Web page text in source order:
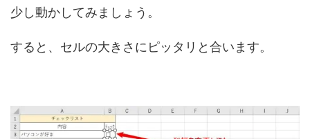
少し動かしてみましょう。
すると、セルの大きさにピッタリと合います。